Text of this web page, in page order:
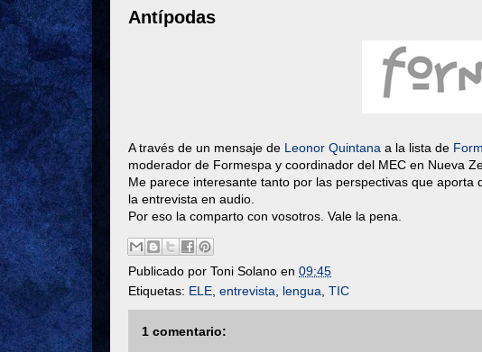
Antípodas
A través de un mensaje de Leonor Quintana a la lista de
moderador de Formespa y coordinador del MEC en Nueva
Me parece interesante tanto por las perspectivas que
la entrevista en audio.
Por eso la comparto con vosotros. Vale la pena.
Publicado por Toni Solano en 09:45
Etiquetas: ELE entrevista lengua TIC
1 comentario: